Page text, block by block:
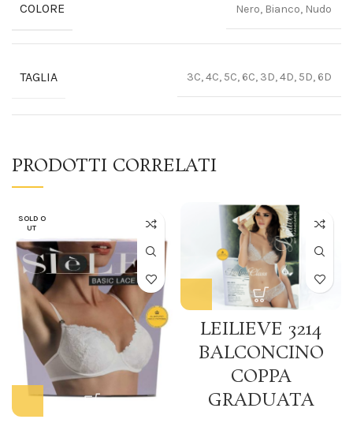
COLORE Nero, Bianco, Nudo
TAGLIA 3C, 4C, 5C, 6C, 3D, 4D, 5D, 6D
PRODOTTI CORRELATI
SOLD O
UT
LEILIEVE 3214
BALCONCINO
COPPA
GRADUATA